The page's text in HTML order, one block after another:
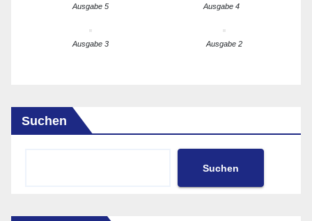
Ausgabe 5 Ausgabe 4
Ausgabe 3 Ausgabe 2
Suchen
Suchen